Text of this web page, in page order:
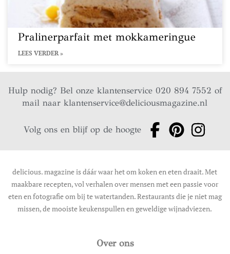
Pralinerparfait met mokkameringue
LEES VERDER »
Hulp nodig? Bel onze klantenservice 020 894 7552 of
mail naarklantenservice@deliciousmagazine.nl
Volg ons en blijf op de hoogte
delicious. magazine is dáár waar het om koken en eten draait. Met
maakbare recepten, vol verhalen over mensen met een passie voor
eten en fotografie om bij te watertanden. Restaurants die je niet mag
missen, de mooiste keukenspullen en geweldige wijnadviezen.
Over ons